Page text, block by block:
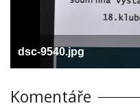
dsc-9540.jpg
Komentáře